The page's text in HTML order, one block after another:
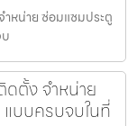
หน่าย ซ่อมแซมประตู
ดตั้ง จำหน่าย
บบครบจบในที่